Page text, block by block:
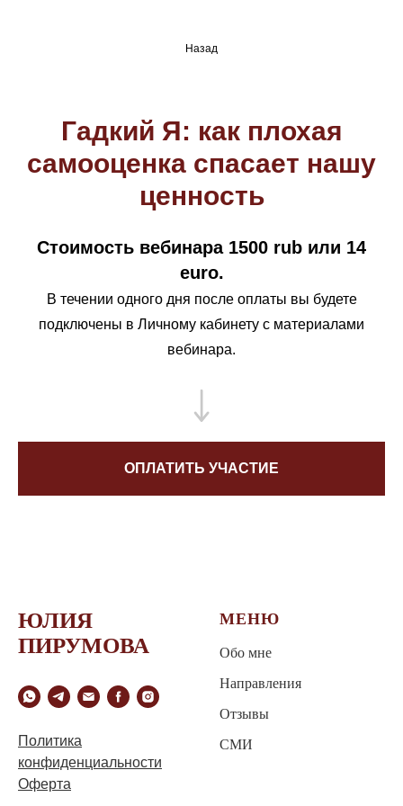
Назад
Гадкий Я: как плохая
самооценка спасает нашу
ценность
Стоимость вебинара 1500 rub или 14
euro.
В течении одного дня после оплаты вы будете
подключены в Личному кабинету с материалами
вебинара.
ОПЛАТИТЬ УЧАСТИЕ
ЮЛИЯ
ПИРУМОВА
Политика
конфиденциальности
Оферта
МЕНЮ
Обо мне
Направления
Отзывы
СМИ